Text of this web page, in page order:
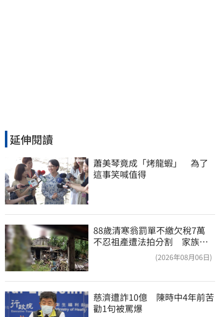
延伸閱讀
蕭美琴竟成「烤龍蝦」　為了
這事笑喊值得
88歲清寒翁罰單不繳欠稅7萬
不忍祖產遭法拍分割 家族按
(2026年08月06日)
慈濟遭詐10億　陳時中4年前苦
勸1句被罵爆